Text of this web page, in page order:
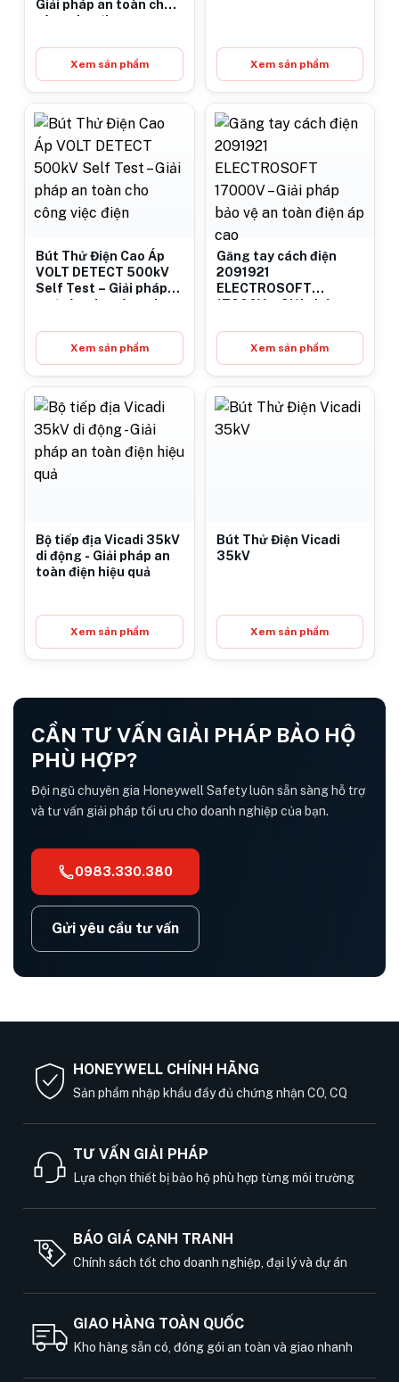
Giải pháp an toàn cho
công việc điện
Xem sản phẩm Xem sản phẩm
Bút Thử Điện Cao Áp
VOLT DETECT 500kV
Self Test – Giải pháp
an toàn cho công việc
Xem sản phẩm
Găng tay cách điện
2091921
ELECTROSOFT
17000V – Giải pháp
cao
Xem sản phẩm
Bộ tiếp địa Vicadi 35kV
di động - Giải pháp an
toàn điện hiệu quả
Xem sản phẩm
Bút Thử Điện Vicadi
35kV
Xem sản phẩm
CẦN TƯ VẤN GIẢI PHÁP BẢO HỘ
PHÙ HỢP?
Đội ngũ chuyên gia Honeywell Safety luôn sẵn sàng hỗ trợ
và tư vấn giải pháp tối ưu cho doanh nghiệp của bạn.
0983.330.380
Gửi yêu cầu tư vấn
HONEYWELL CHÍNH HÃNG
Sản phẩm nhập khẩu đầy đủ chứng nhận CO, CQ
TƯ VẤN GIẢI PHÁP
Lựa chọn thiết bị bảo hộ phù hợp từng môi trường
BÁO GIÁ CẠNH TRANH
Chính sách tốt cho doanh nghiệp, đại lý và dự án
GIAO HÀNG TOÀN QUỐC
Kho hàng sẵn có, đóng gói an toàn và giao nhanh